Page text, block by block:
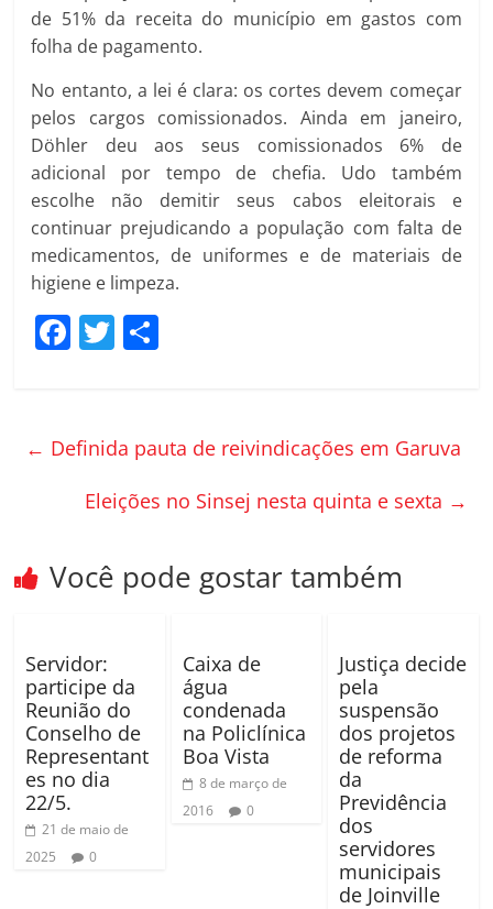
de 51% da receita do município em gastos com
folha de pagamento.
No entanto, a lei é clara: os cortes devem começar
pelos cargos comissionados. Ainda em janeiro,
Döhler deu aos seus comissionados 6% de
adicional por tempo de chefia. Udo também
escolhe não demitir seus cabos eleitorais e
continuar prejudicando a população com falta de
medicamentos, de uniformes e de materiais de
higiene e limpeza.
F
e
o
k
T
er p
til
ar
← Definida pauta de reivindicações em Garuva
Eleições no Sinsej nesta quinta e sexta →
Você pode gostar também
Servidor:
participe da
Reunião do
Conselho de
Representant
es no dia
22/5.
21 de maio de
2025
0
Caixa de
água
condenada
na Policlínica
Boa Vista
8 de março de
2016
0
Justiça decide
pela
suspensão
dos projetos
de reforma
da
Previdência
dos
servidores
municipais
de Joinville